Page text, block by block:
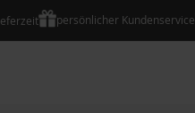
persönlicher Kundenservice